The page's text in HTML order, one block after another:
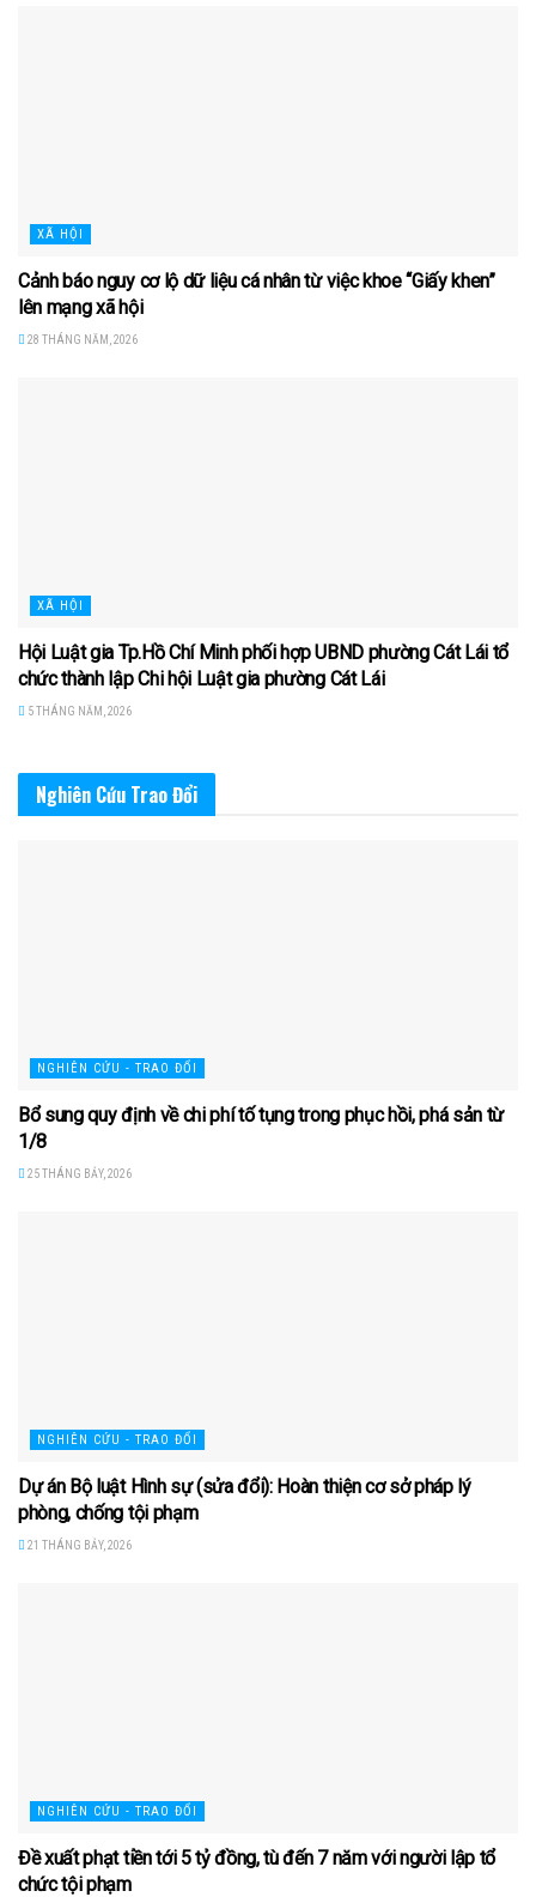
XÃ HỘI
Cảnh báo nguy cơ lộ dữ liệu cá nhân từ việc khoe “Giấy khen”
lên mạng xã hội
28 THÁNG NĂM, 2026
XÃ HỘI
Hội Luật gia Tp.Hồ Chí Minh phối hợp UBND phường Cát Lái tổ
chức thành lập Chi hội Luật gia phường Cát Lái
5 THÁNG NĂM, 2026
Nghiên Cứu Trao Đổi
NGHIÊN CỨU - TRAO ĐỔI
Bổ sung quy định về chi phí tố tụng trong phục hồi, phá sản từ
1/8
25 THÁNG BẢY, 2026
NGHIÊN CỨU - TRAO ĐỔI
Dự án Bộ luật Hình sự (sửa đổi): Hoàn thiện cơ sở pháp lý
phòng, chống tội phạm
21 THÁNG BẢY, 2026
NGHIÊN CỨU - TRAO ĐỔI
Đề xuất phạt tiền tới 5 tỷ đồng, tù đến 7 năm với người lập tổ
chức tội phạm